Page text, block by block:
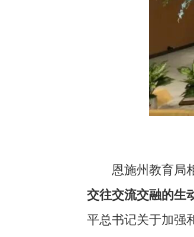
恩施州教育局
交往交流交融的生
平总书记关于加强